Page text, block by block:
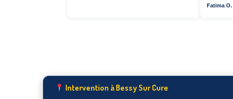
Fatima O.
Intervention à Bessy Sur Cure